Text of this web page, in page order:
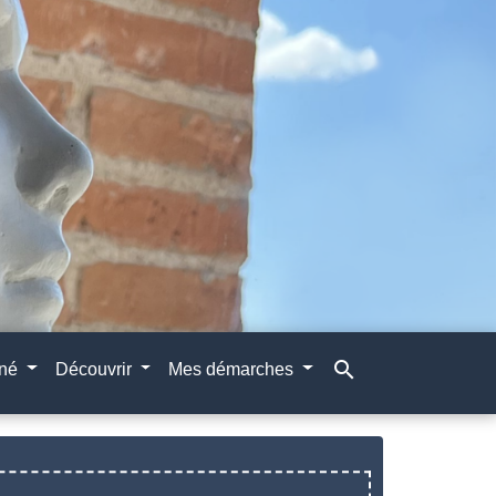
Découvrir Mes démarches search